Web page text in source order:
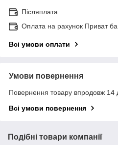
Післяплата
Оплата на рахунок Приват
Всі умови оплати
Умови повернення
Повернення товару впродовж 14
Всі умови повернення
Подібні товари компанії